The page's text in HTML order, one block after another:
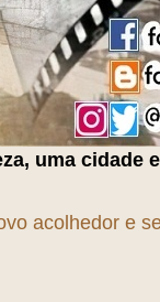
emTrAn SfOrMa
acolhedor e